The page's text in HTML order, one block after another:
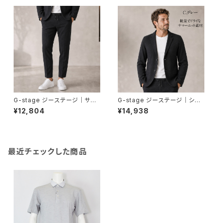
G-stage ジーステージ｜サマ
ーニット美脚テーパードシルエッ
トパンツ｜洗濯可能 しわになり
¥12,804
G-stage ジーステージ｜シー
ンレスサマーニットジャケット｜
洗濯可能 しわになりにくい オン
¥14,938
最近チェックした商品